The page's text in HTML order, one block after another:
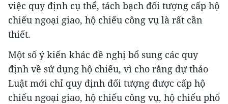
việc quy định cụ thể, tách bạch đối tượng cấp hộ
chiếu ngoại giao, hộ chiếu công vụ là rất cần
thiết.
Một số ý kiến khác đề nghị bổ sung các quy
định về sử dụng hộ chiếu, vì cho rằng dự thảo
Luật mới chỉ quy định đối tượng được cấp hộ
chiếu ngoại giao, hộ chiếu công vụ, hộ chiếu phổ